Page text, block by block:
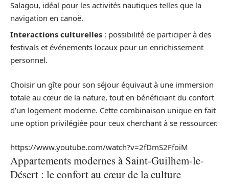
Salagou, idéal pour les activités nautiques telles que la
navigation en canoë.
Interactions culturelles : possibilité de participer à des
festivals et événements locaux pour un enrichissement
personnel.
Choisir un gîte pour son séjour équivaut à une immersion
totale au cœur de la nature, tout en bénéficiant du confort
d’un logement moderne. Cette combinaison unique en fait
une option privilégiée pour ceux cherchant à se ressourcer.
https://www.youtube.com/watch?v=2fDmS2FfoiM
Appartements modernes à Saint-Guilhem-le-
Désert : le confort au cœur de la culture